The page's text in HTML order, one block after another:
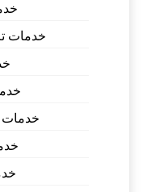
خدمات
خدمات